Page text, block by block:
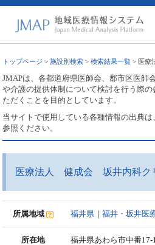
トップページ >施設別検索 >検索結果一覧 > 医療
JMAPは、各都道府県医師会、郡市区医師
や介護の提供体制について検討を行う際
ただくことを目的としています。
当サイトで使用している各種情報の出典は
参照ください。
医療法人 健成会 坂井内科ク
所属地域 福井県 ｜福井・坂井医
所在地 福井県あわら市中番17-